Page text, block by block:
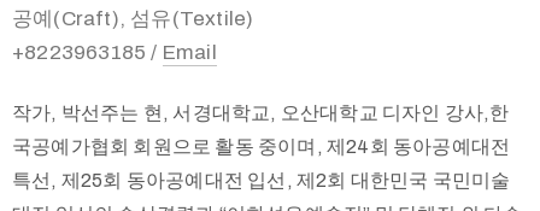
공예(Craft), 섬유(Textile)
+8223963185 / Email
작가, 박선주는 현, 서경대학교, 오산대학교 디자인 강사,한
국공예가협회 회원으로 활동 중이며, 제24회 동아공예대전
특선, 제25회 동아공예대전 입선, 제2회 대한민국 국민미술